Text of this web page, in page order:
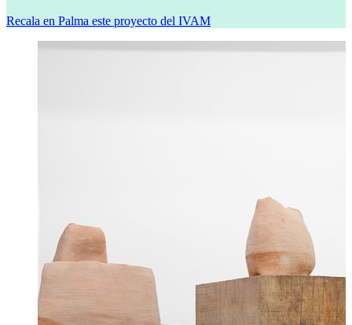
Recala en Palma este proyecto del IVAM